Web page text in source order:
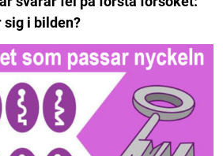
sig i bilden?